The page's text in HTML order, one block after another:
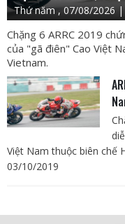
Thứ năm , 07/08/2026 |
Chặng 6 ARRC 2019
của "gã điên" Cao Việt
Vietnam.
Việt Nam thuộc biên chế
03/10/2019